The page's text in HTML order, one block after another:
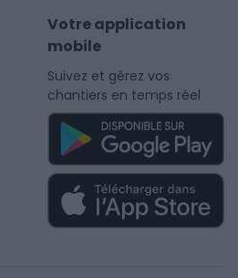
Votre application
mobile
Suivez et gérez vos
chantiers en temps réel